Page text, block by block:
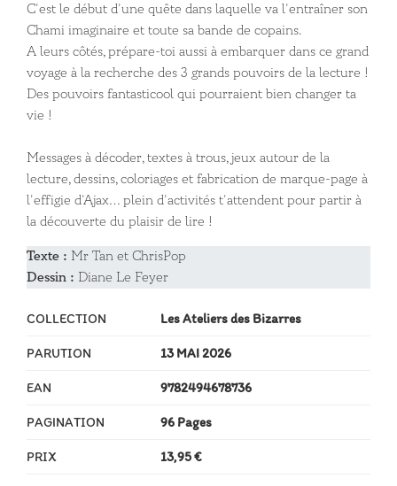
C’est le début d’une quête dans laquelle va l’entraîner son
Chami imaginaire et toute sa bande de copains.
A leurs côtés, prépare-toi aussi à embarquer dans ce grand
voyage à la recherche des 3 grands pouvoirs de la lecture !
Des pouvoirs fantasticool qui pourraient bien changer ta
vie !
Messages à décoder, textes à trous, jeux autour de la
lecture, dessins, coloriages et fabrication de marque-page à
l’effigie d’Ajax… plein d’activités t’attendent pour partir à
la découverte du plaisir de lire !
Texte : Mr Tan et ChrisPop
Dessin : Diane Le Feyer
COLLECTION Les Ateliers des Bizarres
PARUTION 13 MAI 2026
EAN 9782494678736
PAGINATION 96 Pages
PRIX 13,95 €